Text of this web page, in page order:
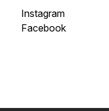
Instagram
Facebook